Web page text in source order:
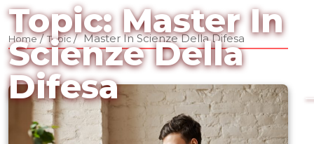
Topic: Master In
Scienze Della
Difesa
Home/ Topic/ Master In Scienze Della Difesa